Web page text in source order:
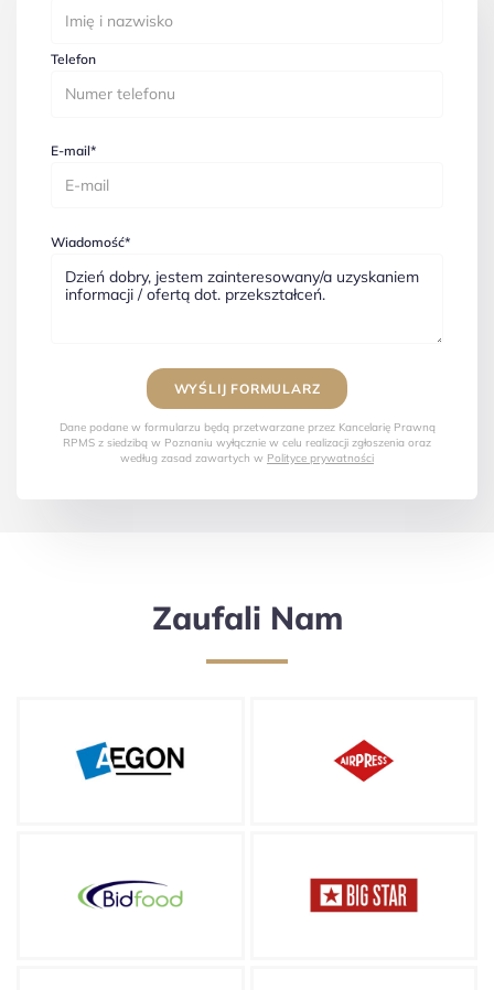
Telefon
E-mail*
Wiadomość*
Dane podane w formularzu będą przetwarzane przez Kancelarię Prawną
RPMS z siedzibą w Poznaniu wyłącznie w celu realizacji zgłoszenia oraz
według zasad zawartych w Polityce prywatności
Zaufali Nam